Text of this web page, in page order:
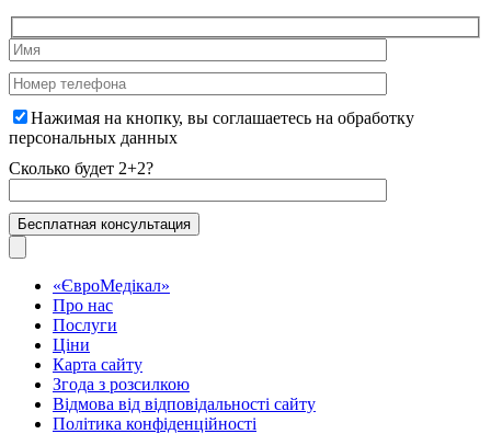
Нажимая на кнопку, вы соглашаетесь на обработку
персональных данных
Сколько будет 2+2?
«ЄвроМедікал»
Про нас
Послуги
Ціни
Карта сайту
Згода з розсилкою
Відмова від відповідальності сайту
Політика конфіденційності